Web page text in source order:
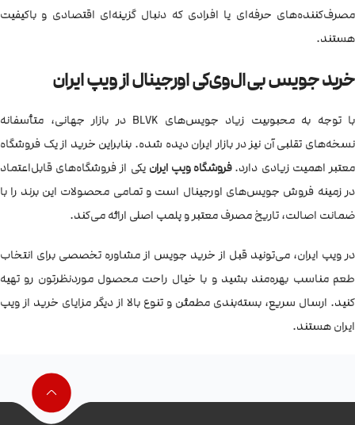
مصرف‌کننده‌های حرفه‌ای یا افرادی که دنبال گزینه‌ای اقتصادی و باکیفیت
هستند.
خرید جویس بی‌ال‌وی‌کی اورجینال از ویپ ایران
با توجه به محبوبیت زیاد جویس‌های BLVK در بازار جهانی، متأسفانه
نسخه‌های تقلبی آن نیز در بازار ایران دیده شده. بنابراین خرید از یک فروشگاه
معتبر اهمیت زیادی دارد.فروشگاه ویپ ایران یکی از فروشگاه‌های قابل‌اعتماد
در زمینه فروش جویس‌های اورجینال است و تمامی محصولات این برند را با
ضمانت اصالت، تاریخ مصرف معتبر و پلمپ اصلی ارائه می‌کند.
در ویپ ایران، می‌تونید قبل از خرید جویس از مشاوره تخصصی برای انتخاب
طعم مناسب بهره‌مند بشید و با خیال راحت محصول موردنظرتون رو تهیه
کنید. ارسال سریع، بسته‌بندی مطمئن و تنوع بالا از دیگر مزایای خرید از ویپ
ایران هستند.